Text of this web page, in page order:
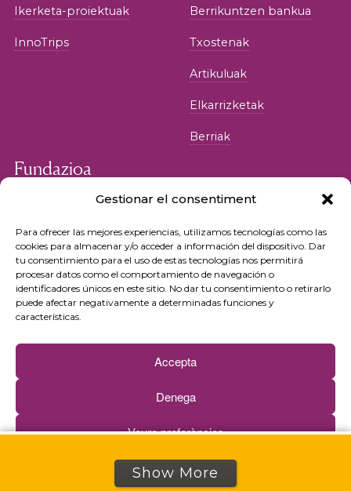
Gestionar el consentiment
Para ofrecer las mejores experiencias, utilizamos tecnologías como las
cookies para almacenar y/o acceder a información del dispositivo. Dar
tu consentimiento para el uso de estas tecnologías nos permitirá
procesar datos como el comportamiento de navegación o
identificadores únicos en este sitio. No dar tu consentimiento o retirarlo
puede afectar negativamente a determinadas funciones y
características.
Accepta
Denega
Veure preferències
Cookie politikaPribatutasun-politika
Ikerketa-proiektuak
InnoTrips
Berrikuntzen bankua
Txostenak
Artikuluak
Elkarrizketak
Berriak
Fundazioa
Erakunde kideak
Patronatua
Lantalde teknikoa
Stakeholders
© 2026 Fundació iSocialShow More